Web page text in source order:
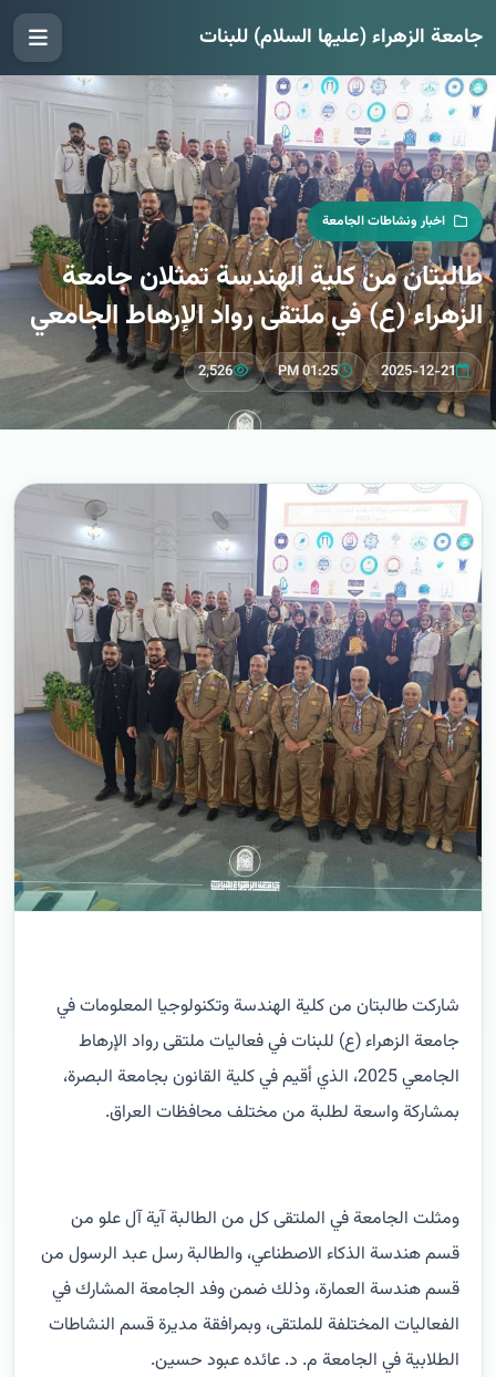
جامعة الزهراء (عليها السلام) للبنات
اخبار ونشاطات الجامعة
طالبتان من كلية الهندسة تمثلان جامعة
الزهراء (ع) في ملتقى رواد الإرهاط الجامعي
2025-12-21
01:25 PM
2,526
شاركت طالبتان من كلية الهندسة وتكنولوجيا المعلومات في
جامعة الزهراء (ع) للبنات في فعاليات ملتقى رواد الإرهاط
الجامعي 2025، الذي أقيم في كلية القانون بجامعة البصرة،
بمشاركة واسعة لطلبة من مختلف محافظات العراق.
ومثلت الجامعة في الملتقى كل من الطالبة آية آل علو من
قسم هندسة الذكاء الاصطناعي، والطالبة رسل عبد الرسول من
قسم هندسة العمارة، وذلك ضمن وفد الجامعة المشارك في
الفعاليات المختلفة للملتقى، وبمرافقة مديرة قسم النشاطات
الطلابية في الجامعة م. د. عائده عبود حسين.